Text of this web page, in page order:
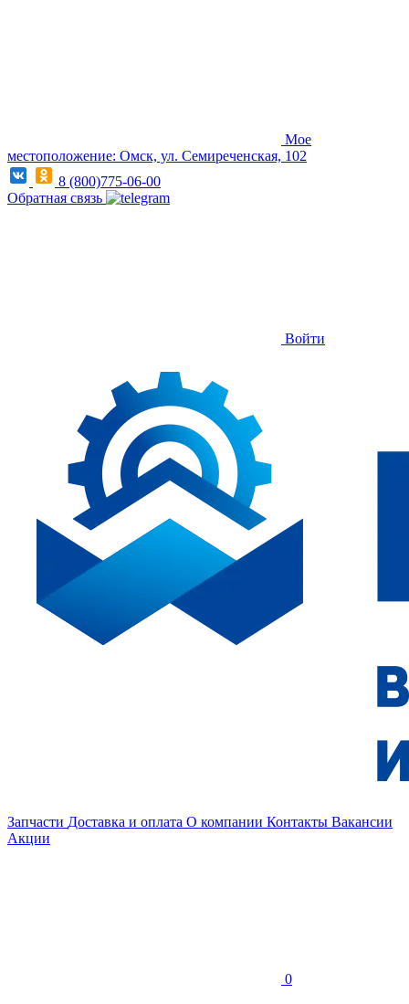
Мое
местоположение: Омск, ул. Семиреченская, 102
8 (800)775-06-00
Обратная связь
Войти
Запчасти Доставка и оплата О компании Контакты Вакансии
Акции
0